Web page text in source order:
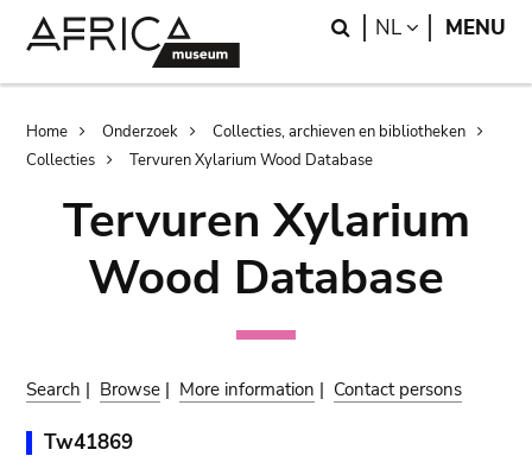
Search
NL LANGUAGE
MENU
Breadcrumb
Home Onderzoek
Collecties, archieven en bibliotheken
Collecties
Tervuren Xylarium Wood Database
Tervuren Xylarium
Wood Database
Search | Browse | More information | Contact persons
Tw41869